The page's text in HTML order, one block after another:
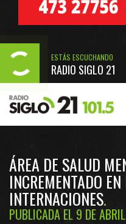
ESTÁS ESCUCHANDO
RADIO SIGLO 21
ÁREA DE SALUD
INCREMENTADO
INTERNACIONES
PUBLICADA EL 9 DE